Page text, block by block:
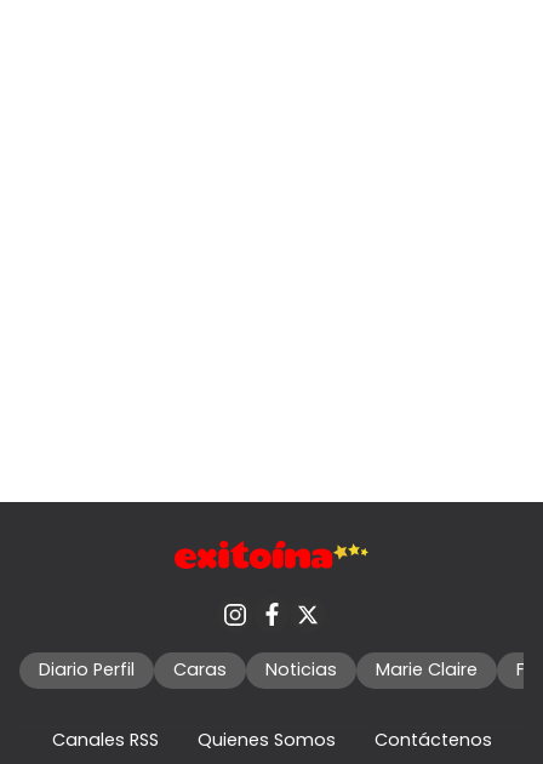
Diario Perfil Caras Noticias Marie Claire
Canales RSS Quienes Somos Contáctenos